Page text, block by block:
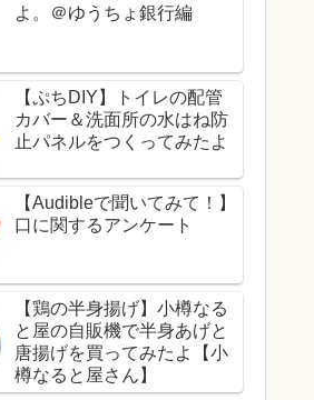
よ。＠ゆうちょ銀行編
【ぷちDIY】トイレの配管
カバー＆洗面所の水はね防
止パネルをつくってみたよ
【Audibleで聞いてみて！】
口に関するアンケート
【鶏の半身揚げ】小樽なる
と屋の自販機で半身あげと
唐揚げを買ってみたよ【小
樽なると屋さん】